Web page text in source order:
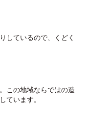
しているので、くどく
この地域ならではの造
ています。